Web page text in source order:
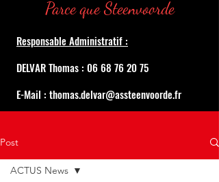
Parce que Steenvoorde
Responsable Administratif :
DELVAR Thomas : 06 68 76 20 75
E-Mail : thomas.delvar@assteenvoorde.fr
Post
ACTUS News